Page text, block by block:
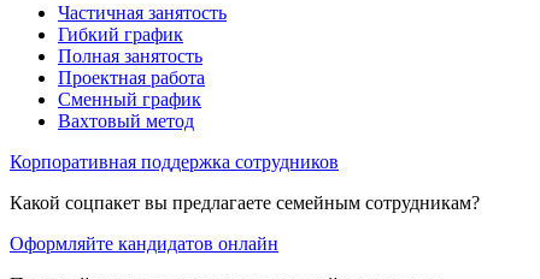
Частичная занятость
Гибкий график
Полная занятость
Проектная работа
Сменный график
Вахтовый метод
Корпоративная поддержка сотрудников
Какой соцпакет вы предлагаете семейным сотрудникам?
Оформляйте кандидатов онлайн